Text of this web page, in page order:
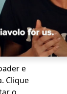
e
Clique